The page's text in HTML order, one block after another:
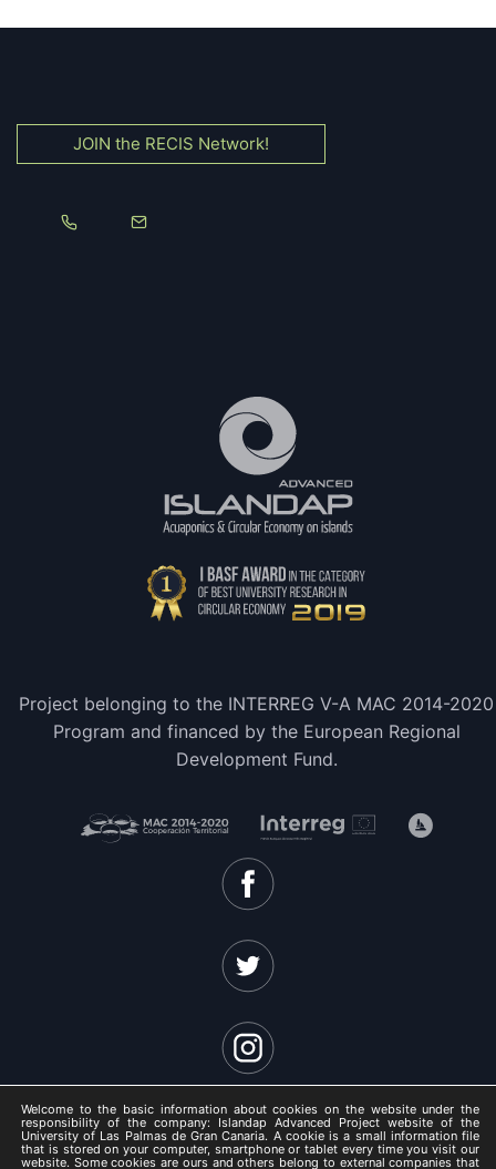
JOIN the RECIS Network!
Project belonging to the INTERREG V-A MAC 2014-2020
Program and financed by the European Regional
Development Fund.
Welcome to the basic information about cookies on the website under the
responsibility of the company: Islandap Advanced Project website of the
University of Las Palmas de Gran Canaria. A cookie is a small information file
that is stored on your computer, smartphone or tablet every time you visit our
website. Some cookies are ours and others belong to external companies that